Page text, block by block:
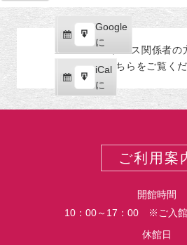
の
カ
テ
ゴ
示
Google
で
購
読
iCal
で
購
読
Google
に
エ
ク
ス
ポ
iCal
に
エ
ク
プレス関係者の
こちらをご覧く
ご利用案
開館時間
10：00～17：00 ※ご入
休館日